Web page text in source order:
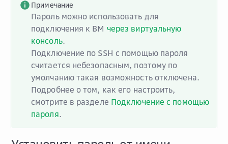
Примечание
Пароль можно использовать для
подключения к ВМ через виртуальную
консоль.
Подключение по SSH с помощью пароля
считается небезопасным, поэтому по
умолчанию такая возможность отключена.
Подробнее о том, как его настроить,
смотрите в разделе Подключение с помощью
пароля.